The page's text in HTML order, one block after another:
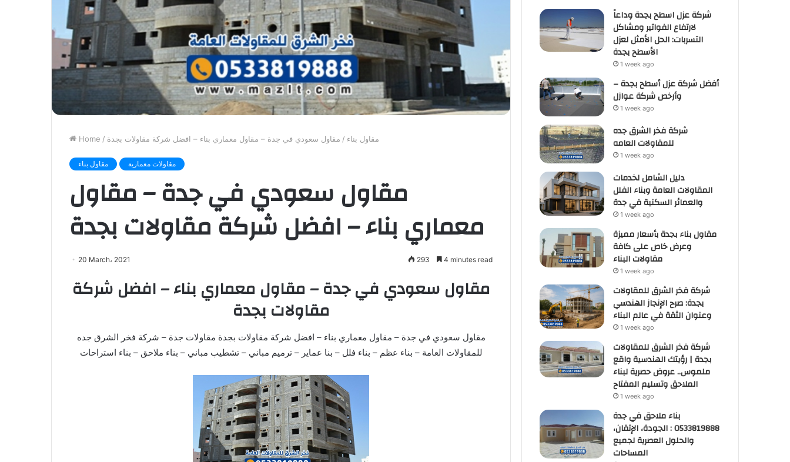
Home / مقاول بناء / مقاول سعودي في جدة – مقاول معماري بناء – افضل شركة مقاولات بجدة
مقاول بناء مقاولات معمارية
مقاول سعودي في جدة – مقاول
معماري بناء – افضل شركة مقاولات بجدة
20 March، 2021 293 4 minutes read
مقاول سعودي في جدة – مقاول معماري بناء – افضل شركة
مقاولات بجدة
مقاول سعودي في جدة – مقاول معماري بناء – افضل شركة مقاولات بجدة مقاولات جدة – شركة فخر الشرق جده
للمقاولات العامة – بناء عظم – بناء فلل – بنا عماير – ترميم مباني – تشطيب مباني – بناء ملاحق – بناء استراحات
شركة عزل اسطح بجدة وداعاً
لارتفاع الفواتير ومشاكل
التسربات: الحل الأمثل لعزل
الأسطح بجدة
1 week ago
أفضل شركة عزل أسطح بجدة –
وأرخص شركة عوازل
1 week ago
شركة فخر الشرق جده
للمقاولات العامه
1 week ago
دليل الشامل لخدمات
المقاولات العامة وبناء الفلل
والعمائر السكنية في جدة
1 week ago
مقاول بناء بجدة بأسعار مميزة
وعرض خاص على كافة
مقاولات البناء
1 week ago
شركة فخر الشرق للمقاولات
بجدة: صرح الإنجاز الهندسي
وعنوان الثقة في عالم البناء
1 week ago
شركة فخر الشرق للمقاولات
بجدة | رؤيتك الهندسية واقع
ملموس.. عروض حصرية لبناء
الملاحق وتسليم المفتاح
1 week ago
بناء ملاحق في جدة
0533819888 : الجودة، الإتقان،
والحلول العصرية لجميع
المساحات